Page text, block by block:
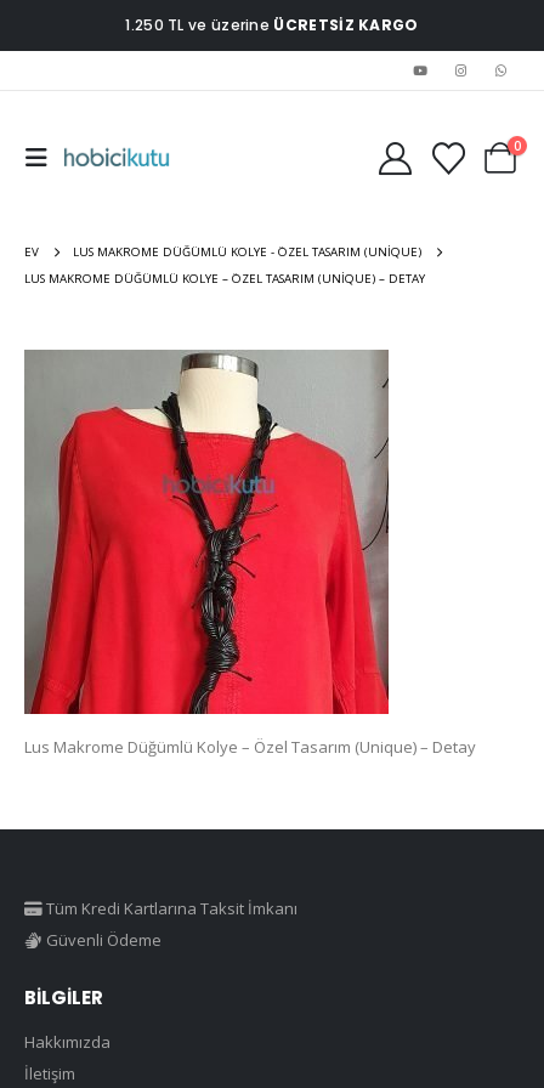
1.250 TL ve üzerine ÜCRETSİZ KARGO
0
EV
LUS MAKROME DÜĞÜMLÜ KOLYE - ÖZEL TASARIM (UNIQUE)
LUS MAKROME DÜĞÜMLÜ KOLYE – ÖZEL TASARIM (UNIQUE) – DETAY
Lus Makrome Düğümlü Kolye – Özel Tasarım (Unique) – Detay
Tüm Kredi Kartlarına Taksit İmkanı
Güvenli Ödeme
BILGILER
Hakkımızda
İletişim